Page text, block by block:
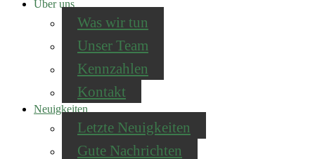
Über uns
Was wir tun
Unser Team
Kennzahlen
Kontakt
Neuigkeiten
Letzte Neuigkeiten
Gute Nachrichten